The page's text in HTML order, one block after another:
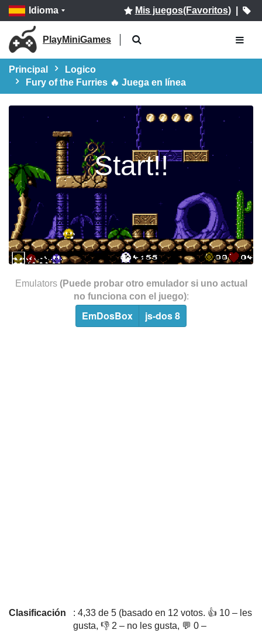
Idioma Mis juegos(Favoritos)|
PlayMiniGames
Principal
Logico
Fury of the Furries 🔥 Juega en línea
Start!!
Emulators (Puede probar otro emulador si uno actual
no funciona con el juego):
EmDosBox js-dos 8
Clasificación
: 4,33 de 5 (basado en 12 votos. 👍 10 – les
gusta, 👎 2 – no les gusta, 💬 0 –